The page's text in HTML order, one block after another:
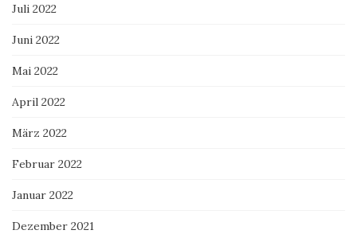
Juli 2022
Juni 2022
Mai 2022
April 2022
März 2022
Februar 2022
Januar 2022
Dezember 2021